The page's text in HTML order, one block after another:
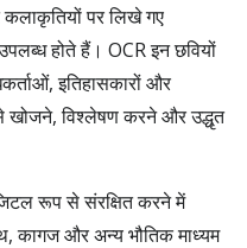
कलाकृतियों पर लिखे गए
होते हैं। OCR इन छवियों
इतिहासकारों और
से खोजने, विश्लेषण करने और उद्धृत
रूप से संरक्षित करने में
कागज और अन्य भौतिक माध्यम